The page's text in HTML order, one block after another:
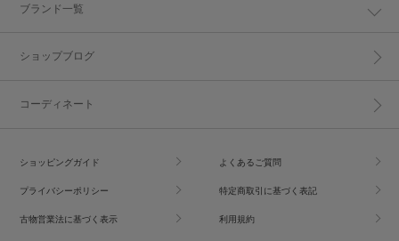
ブランド一覧
ショップブログ
コーディネート
ショッピングガイド よくあるご質問
プライバシーポリシー 特定商取引に基づく表記
古物営業法に基づく表示 利用規約